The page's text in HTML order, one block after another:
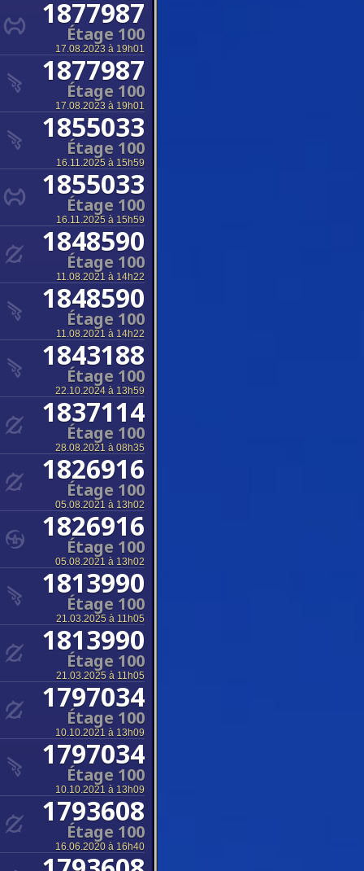
1877987
Étage 100
17.08.2023 à 19h01
1877987
Étage 100
17.08.2023 à 19h01
1855033
Étage 100
16.11.2025 à 15h59
1855033
Étage 100
16.11.2025 à 15h59
1848590
Étage 100
11.08.2021 à 14h22
1848590
Étage 100
11.08.2021 à 14h22
1843188
Étage 100
22.10.2024 à 13h59
1837114
Étage 100
28.08.2021 à 08h35
1826916
Étage 100
05.08.2021 à 13h02
1826916
Étage 100
05.08.2021 à 13h02
1813990
Étage 100
21.03.2025 à 11h05
1813990
Étage 100
21.03.2025 à 11h05
1797034
Étage 100
10.10.2021 à 13h09
1797034
Étage 100
10.10.2021 à 13h09
1793608
Étage 100
16.06.2020 à 16h40